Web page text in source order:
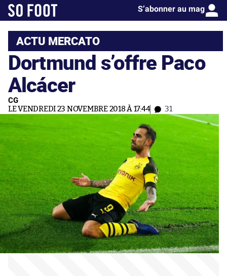
S’abonner au mag
ACTU MERCATO
Dortmund s’offre Paco
Alcácer
CG
LE VENDREDI 23 NOVEMBRE 2018 À 17:44 31